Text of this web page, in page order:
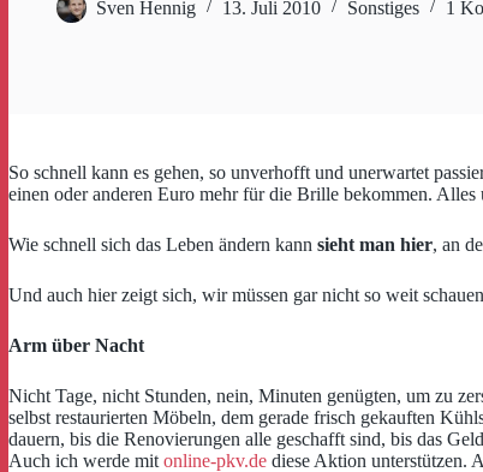
Sven Hennig 13. Juli 2010 Sonstiges 1
So schnell kann es gehen, so unverhofft und unerwartet
einen oder anderen Euro mehr für die Brille bekommen.
Wie schnell sich das Leben ändern kann sieht man hier, an
Und auch hier zeigt sich, wir müssen gar nicht so weit
Arm über Nacht
Nicht Tage, nicht Stunden, nein, Minuten genügten, um zu
selbst restaurierten Möbeln, dem gerade frisch gekauften
dauern, bis die Renovierungen alle geschafft sind, bis das
Auch ich werde mit online-pkv.de diese Aktion unterstützen.